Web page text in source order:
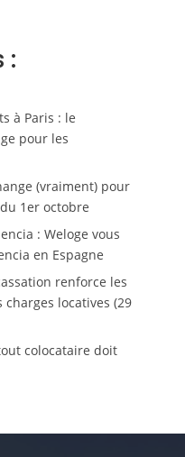
:
à Paris : le
pour les
(vraiment) pour
1er octobre
: Weloge vous
en Espagne
renforce les
locatives (29
colocataire doit